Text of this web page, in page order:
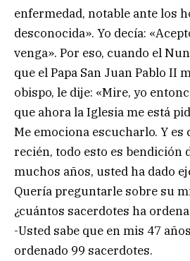
enfermedad, notable ante los
desconocida». Yo decía:
venga». Por eso, cuando el
que el Papa San Juan Pablo II
obispo, le dije: «Mire, yo
que ahora la Iglesia me está
Me emociona escucharlo. Y es
recién, todo esto es bendición
muchos años, usted ha dado
Quería preguntarle sobre su
¿cuántos sacerdotes ha
-Usted sabe que en mis 47
ordenado 99 sacerdotes.